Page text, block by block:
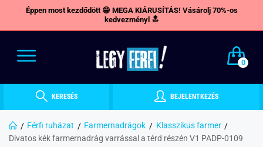
Éppen most kezdődött 😁 MEGA KIÁRUSÍTÁS! Vásárolj 70%-os
kedvezményl 🔝
0
KERESÉS BEJELENTKEZÉS
Férfi ruházat Farmernadrágok
Klasszikus farmer
Divatos kék farmernadrág varrással a térd részén V1 PADP-0109